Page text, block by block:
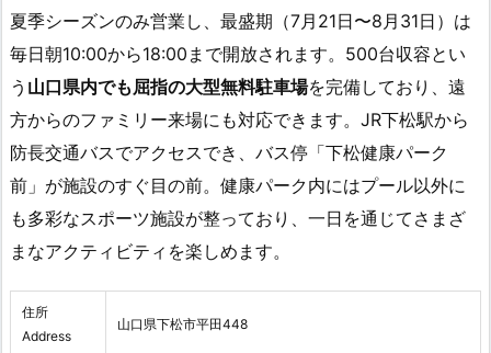
夏季シーズンのみ営業し、最盛期（7月21日〜8月31日）は
毎日朝10:00から18:00まで開放されます。500台収容とい
う 山口県内でも屈指の大型無料駐車場を完備しており、遠
方からのファミリー来場にも対応できます。JR下松駅から
防長交通バスでアクセスでき、バス停「下松健康パーク
前」が施設のすぐ目の前。健康パーク内にはプール以外に
も多彩なスポーツ施設が整っており、一日を通じてさまざ
まなアクティビティを楽しめます。
住所
Address
山口県下松市平田448